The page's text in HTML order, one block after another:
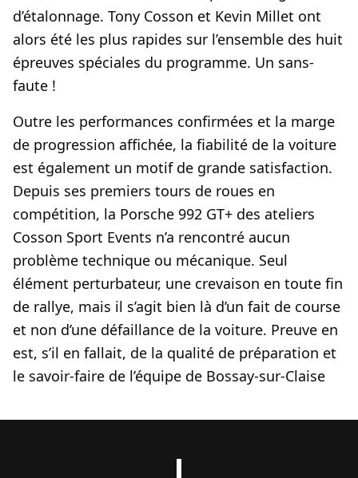
d’étalonnage. Tony Cosson et Kevin Millet ont
alors été les plus rapides sur l’ensemble des huit
épreuves spéciales du programme. Un sans-
faute !
Outre les performances confirmées et la marge
de progression affichée, la fiabilité de la voiture
est également un motif de grande satisfaction.
Depuis ses premiers tours de roues en
compétition, la Porsche 992 GT+ des ateliers
Cosson Sport Events n’a rencontré aucun
problème technique ou mécanique. Seul
élément perturbateur, une crevaison en toute fin
de rallye, mais il s’agit bien là d’un fait de course
et non d’une défaillance de la voiture. Preuve en
est, s’il en fallait, de la qualité de préparation et
le savoir-faire de l’équipe de Bossay-sur-Claise